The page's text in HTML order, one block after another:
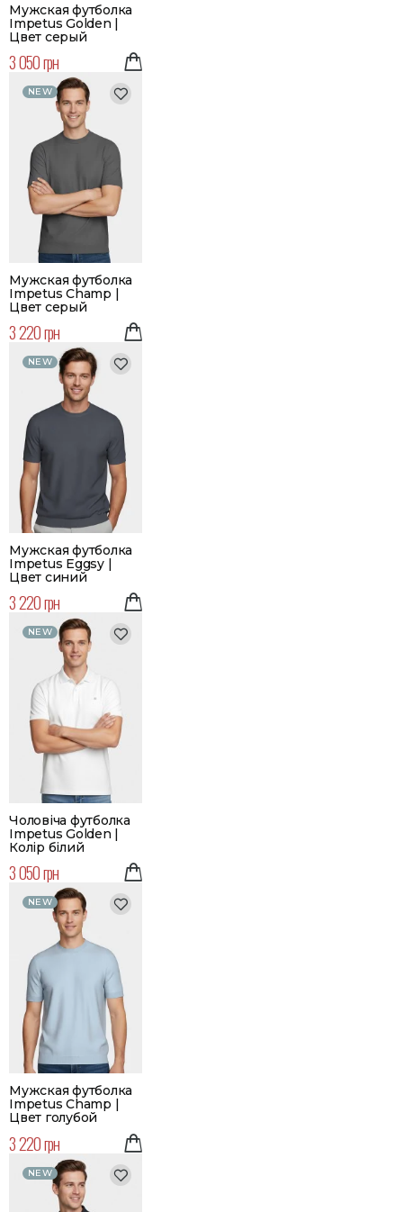
Мужская футболка
Impetus Golden |
Цвет серый
3 050 грн
NEW
Мужская футболка
Impetus Champ |
Цвет серый
3 220 грн
NEW
Мужская футболка
Impetus Eggsy |
Цвет синий
3 220 грн
NEW
Чоловіча футболка
Impetus Golden |
Колір білий
3 050 грн
NEW
Мужская футболка
Impetus Champ |
Цвет голубой
3 220 грн
NEW